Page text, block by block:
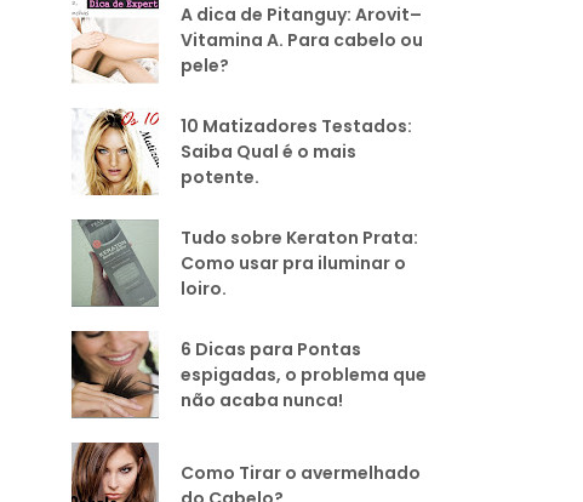
A dica de Pitanguy: Arovit–
Vitamina A. Para cabelo ou
pele?
10 Matizadores Testados:
Saiba Qual é o mais
potente.
Tudo sobre Keraton Prata:
Como usar pra iluminar o
loiro.
6 Dicas para Pontas
espigadas, o problema que
não acaba nunca!
Como Tirar o avermelhado